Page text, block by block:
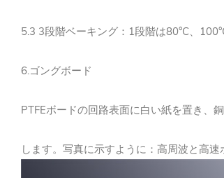
5.3 3段階ベーキング：1段階は80°C、
6.ゴングボード
PTFEボードの回路表面に白い紙を置き、
します。写真に示すように：高周波と高速